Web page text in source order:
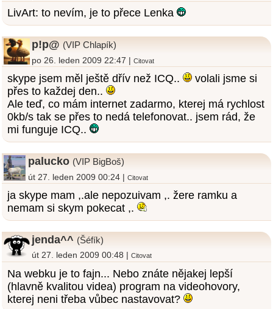
LivArt: to nevím, je to přece Lenka
p!p@ (VIP Chlapík)
po 26. leden 2009 22:47 |Citovat
skype jsem měl ještě dřív než ICQ..
volali jsme si
přes to každej den..
Ale teď, co mám internet zadarmo, kterej má rychlost
0kb/s tak se přes to nedá telefonovat.. jsem rád, že
mi funguje ICQ..
palucko (VIP BigBoš)
út 27. leden 2009 00:24 | Citovat
ja skype mam ,.ale nepozuivam ,. žere ramku a
nemam si skym pokecat ,.
jenda^^ (Šéfík)
út 27. leden 2009 00:48 |Citovat
Na webku je to fajn... Nebo znáte nějakej lepší
(hlavně kvalitou videa) program na videohovory,
kterej neni třeba vůbec nastavovat?